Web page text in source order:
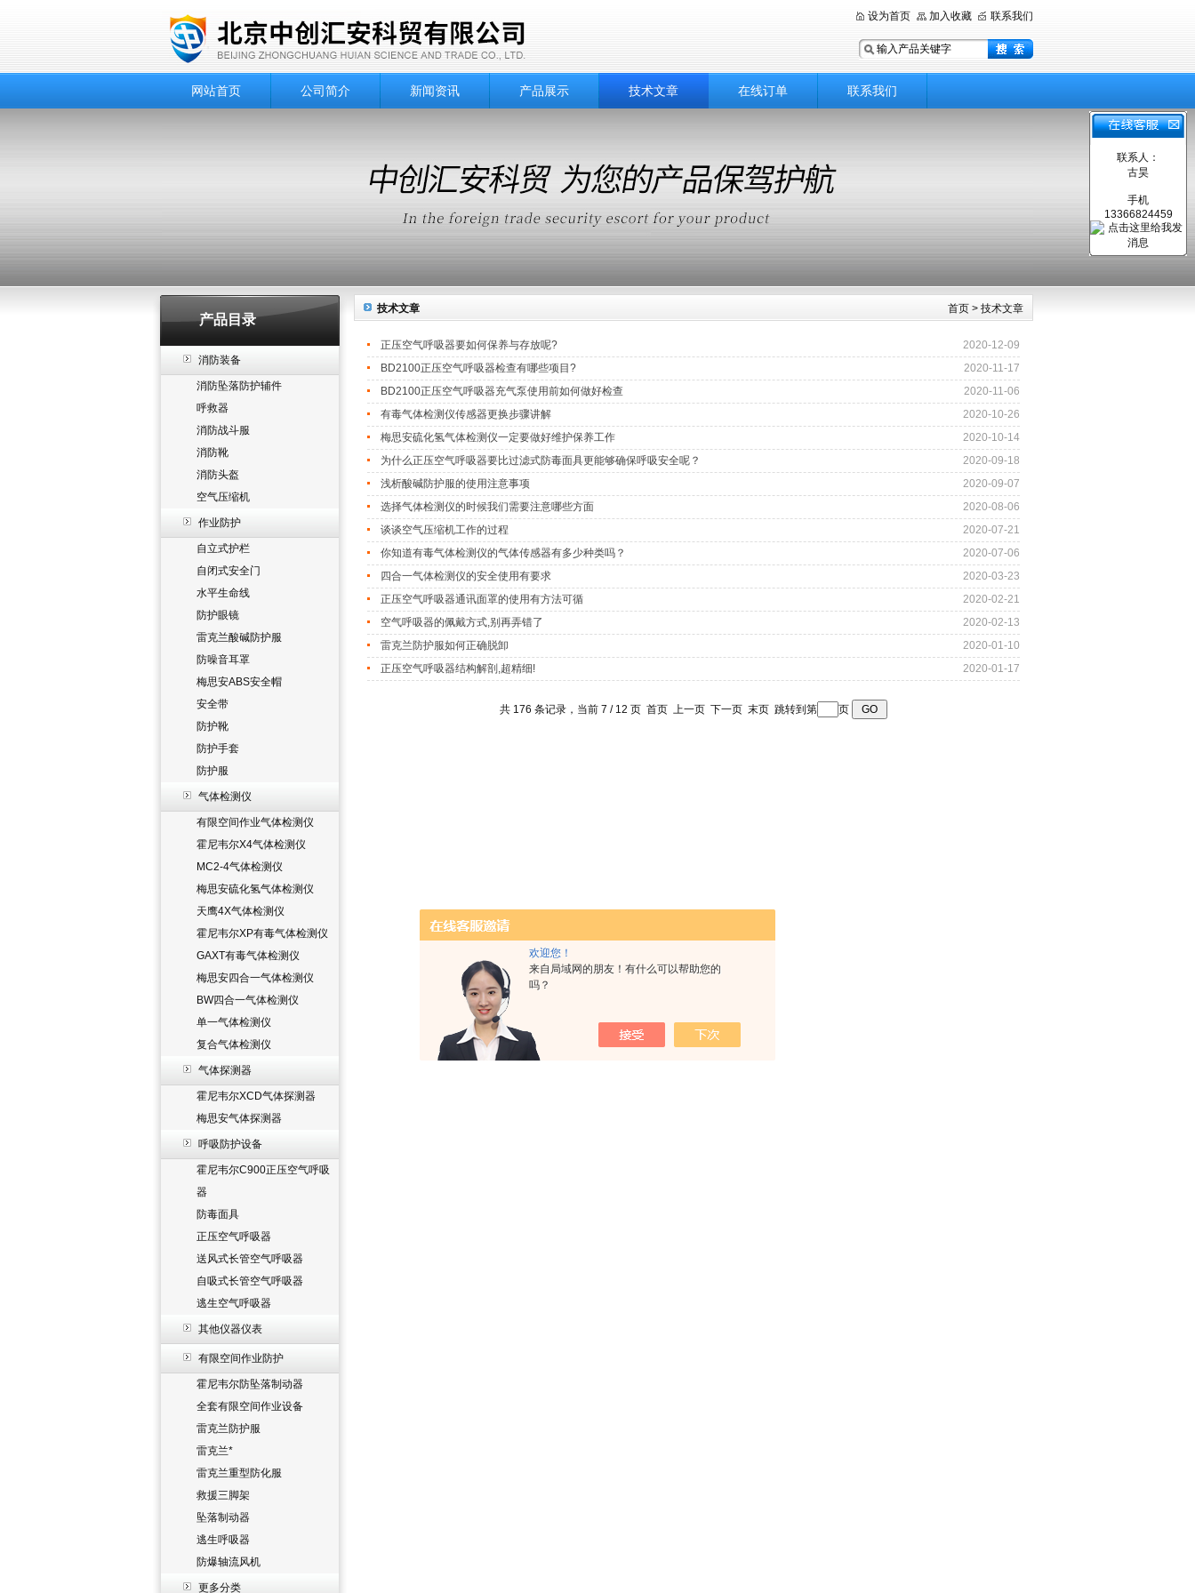
欢迎您！
来自局域网的朋友！有什么可以帮助您的
吗？
设为首页 加入收藏 联系我们
网站首页 公司简介 新闻资讯 产品展示 技术文章 在线订单 联系我们
产品目录
消防装备
消防坠落防护辅件
呼救器
消防战斗服
消防靴
消防头盔
空气压缩机
作业防护
自立式护栏
自闭式安全门
水平生命线
防护眼镜
雷克兰酸碱防护服
防噪音耳罩
梅思安ABS安全帽
安全带
防护靴
防护手套
防护服
气体检测仪
有限空间作业气体检测仪
霍尼韦尔X4气体检测仪
MC2-4气体检测仪
梅思安硫化氢气体检测仪
天鹰4X气体检测仪
霍尼韦尔XP有毒气体检测仪
GAXT有毒气体检测仪
梅思安四合一气体检测仪
BW四合一气体检测仪
单一气体检测仪
复合气体检测仪
气体探测器
霍尼韦尔XCD气体探测器
梅思安气体探测器
呼吸防护设备
霍尼韦尔C900正压空气呼吸
器
防毒面具
正压空气呼吸器
送风式长管空气呼吸器
自吸式长管空气呼吸器
逃生空气呼吸器
其他仪器仪表
有限空间作业防护
霍尼韦尔防坠落制动器
全套有限空间作业设备
雷克兰防护服
雷克兰*
雷克兰重型防化服
救援三脚架
坠落制动器
逃生呼吸器
防爆轴流风机
更多分类
首页 > 技术文章
技术文章
正压空气呼吸器要如何保养与存放呢?
2020-12-09
BD2100正压空气呼吸器检查有哪些项目?
2020-11-17
BD2100正压空气呼吸器充气泵使用前如何做好检查
2020-11-06
有毒气体检测仪传感器更换步骤讲解
2020-10-26
梅思安硫化氢气体检测仪一定要做好维护保养工作
2020-10-14
为什么正压空气呼吸器要比过滤式防毒面具更能够确保呼吸安全呢？
2020-09-18
浅析酸碱防护服的使用注意事项
2020-09-07
选择气体检测仪的时候我们需要注意哪些方面
2020-08-06
谈谈空气压缩机工作的过程
2020-07-21
你知道有毒气体检测仪的气体传感器有多少种类吗？
2020-07-06
四合一气体检测仪的安全使用有要求
2020-03-23
正压空气呼吸器通讯面罩的使用有方法可循
2020-02-21
空气呼吸器的佩戴方式,别再弄错了
2020-02-13
雷克兰防护服如何正确脱卸
2020-01-10
正压空气呼吸器结构解剖,超精细!
2020-01-17
共 176 条记录，当前 7 / 12 页 首页 上一页 下一页 末页 跳转到第 页
联系人：
古昊
手机
13366824459